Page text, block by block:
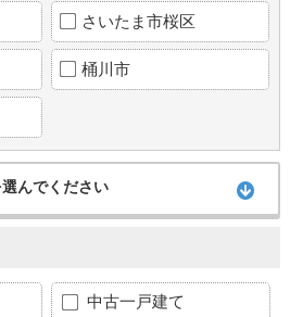
さいたま市桜区
桶川市
んでください
中古一戸建て